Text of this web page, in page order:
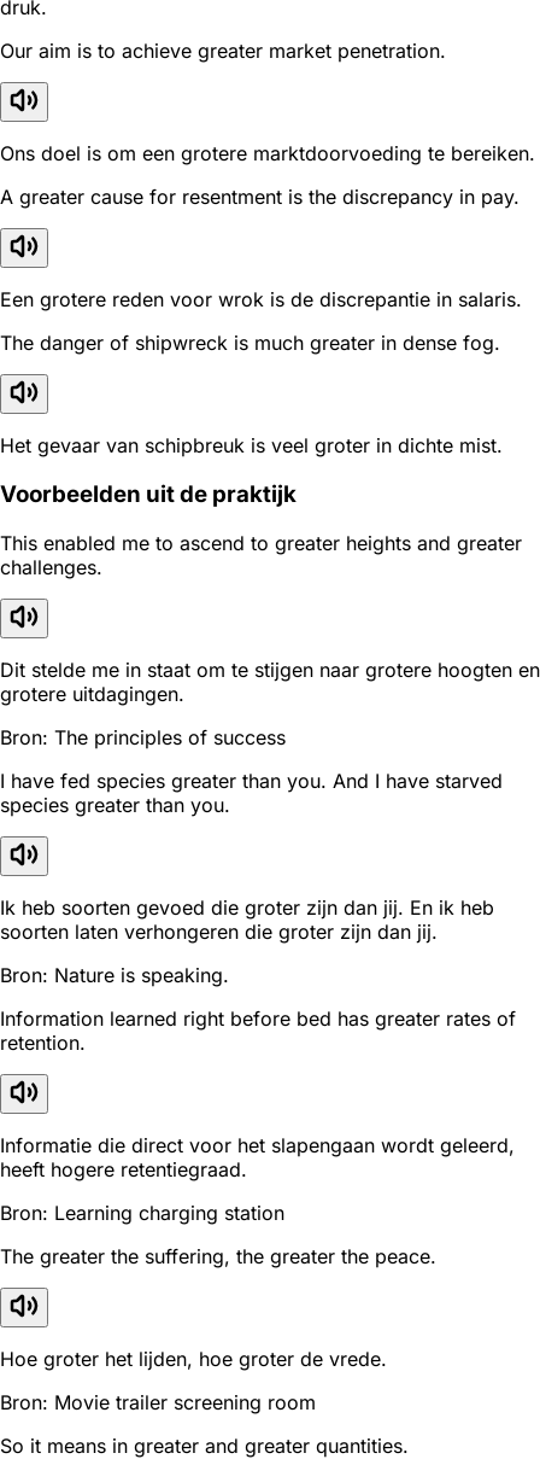
druk.
Our aim is to achieve greater market penetration.
Ons doel is om een grotere marktdoorvoeding te bereiken.
A greater cause for resentment is the discrepancy in pay.
Een grotere reden voor wrok is de discrepantie in salaris.
The danger of shipwreck is much greater in dense fog.
Het gevaar van schipbreuk is veel groter in dichte mist.
Voorbeelden uit de praktijk
This enabled me to ascend to greater heights and greater
challenges.
Dit stelde me in staat om te stijgen naar grotere hoogten en
grotere uitdagingen.
Bron: The principles of success
I have fed species greater than you. And I have starved
species greater than you.
Ik heb soorten gevoed die groter zijn dan jij. En ik heb
soorten laten verhongeren die groter zijn dan jij.
Bron: Nature is speaking.
Information learned right before bed has greater rates of
retention.
Informatie die direct voor het slapengaan wordt geleerd,
heeft hogere retentiegraad.
Bron: Learning charging station
The greater the suffering, the greater the peace.
Hoe groter het lijden, hoe groter de vrede.
Bron: Movie trailer screening room
So it means in greater and greater quantities.